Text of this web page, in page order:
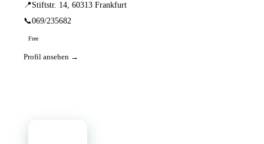
📍Stiftstr. 14, 60313 Frankfurt
📞069/235682
Free
Profil ansehen →